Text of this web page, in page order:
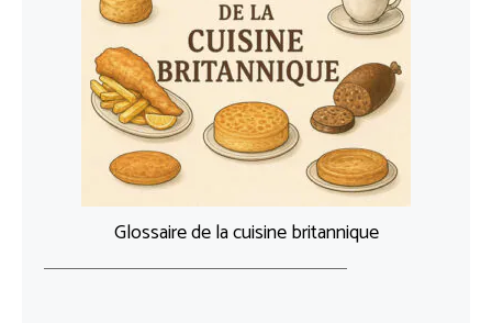
Glossaire de la cuisine britannique